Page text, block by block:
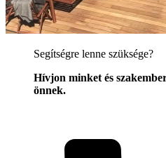
Segítségre lenne szüksége?
Hívjon minket és
önnek.